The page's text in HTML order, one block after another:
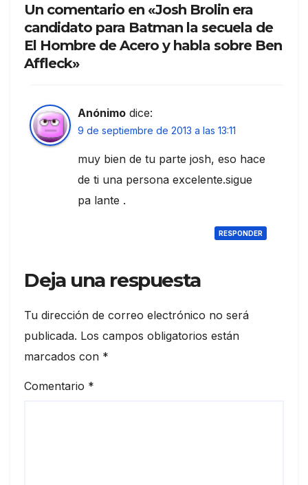
Un comentario en «Josh Brolin era
candidato para Batman la secuela de
El Hombre de Acero y habla sobre Ben
Affleck»
Anónimo dice:
9 de septiembre de 2013 a las 13:11
muy bien de tu parte josh, eso hace
de ti una persona excelente.sigue
pa lante .
RESPONDER
Deja una respuesta
Tu dirección de correo electrónico no será
publicada. Los campos obligatorios están
marcados con *
Comentario *